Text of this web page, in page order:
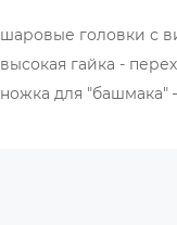
шаровые головки с
высокая гайка -
ножка для "башмака"